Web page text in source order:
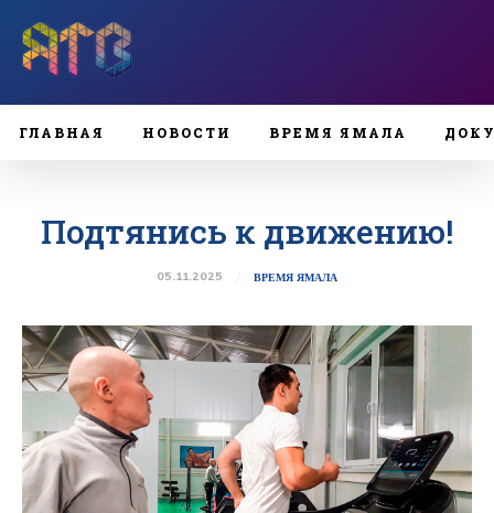
ГЛАВНАЯ НОВОСТИ ВРЕМЯ ЯМАЛА
Подтянись к движению!
05.11.2025 ВРЕМЯ ЯМАЛА